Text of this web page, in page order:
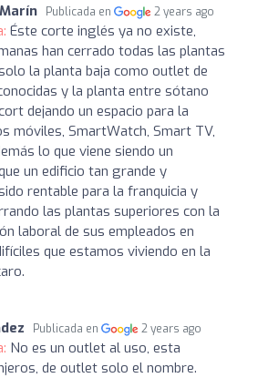
Publicada en 2 years ago
Éste corte inglés ya no existe,
han cerrado todas las plantas
la planta baja como outlet de
y la planta entre sótano
dejando un espacio para la
móviles, SmartWatch, Smart TV,
lo que viene siendo un
un edificio tan grande y
rentable para la franquicia y
las plantas superiores con la
laboral de sus empleados en
que estamos viviendo en la
Publicada en 2 years ago
No es un outlet al uso, esta
de outlet solo el nombre.